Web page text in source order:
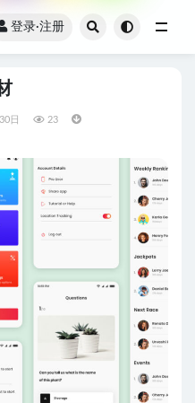
登录·注册
日 23